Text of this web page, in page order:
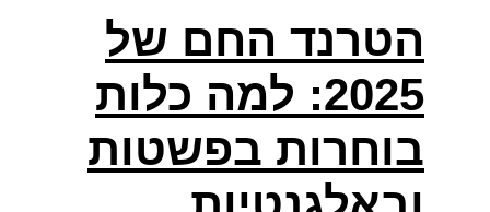
הטרנד החם של
2025: למה כלות
בוחרות בפשטות